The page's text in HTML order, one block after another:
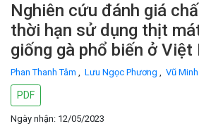
Nghiên cứu đánh giá
thời hạn sử dụng thịt
giống gà phổ biến ở Việt
Phan Thanh Tâm , Lưu Ngọc Phương , Vũ
PDF
Ngày nhận: 12/05/2023